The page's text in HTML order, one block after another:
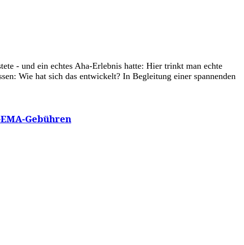
- und ein echtes Aha-Erlebnis hatte: Hier trinkt man echte
Wie hat sich das entwickelt? In Begleitung einer spannenden
Gebühren